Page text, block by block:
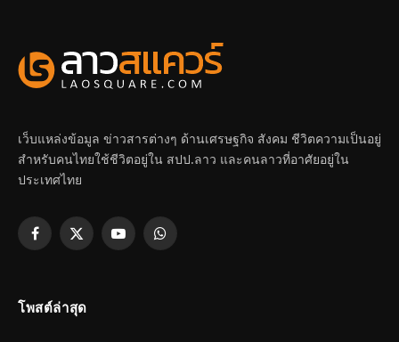
เว็บแหล่งข้อมูล ข่าวสารต่างๆ ด้านเศรษฐกิจ สังคม ชีวิตความเป็นอยู่
สำหรับคนไทยใช้ชีวิตอยู่ใน สปป.ลาว และคนลาวที่อาศัยอยู่ใน
ประเทศไทย
Facebook
X
YouTubeWhatsApp
โพสต์ล่าสุด